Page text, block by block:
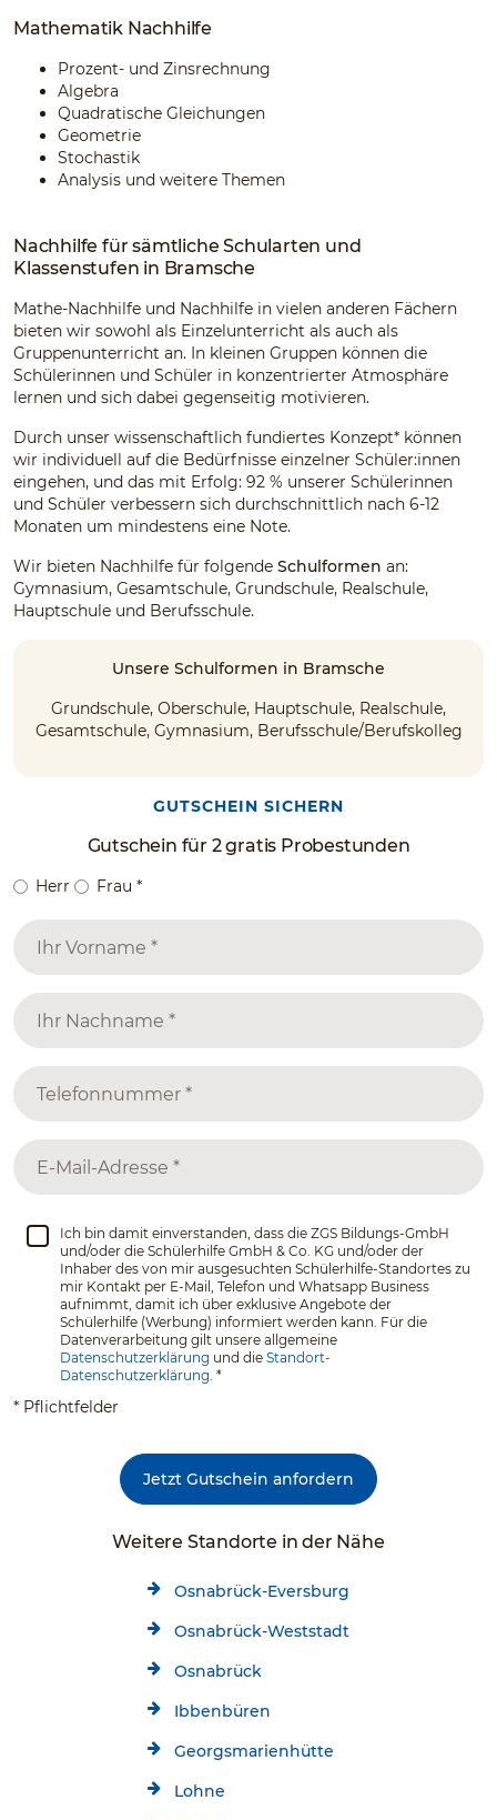
Mathematik Nachhilfe
Prozent- und Zinsrechnung
Algebra
Quadratische Gleichungen
Geometrie
Stochastik
Analysis und weitere Themen
Nachhilfe für sämtliche Schularten und
Klassenstufen in Bramsche
Mathe-Nachhilfe und Nachhilfe in vielen anderen Fächern
bieten wir sowohl als Einzelunterricht als auch als
Gruppenunterricht an. In kleinen Gruppen können die
Schülerinnen und Schüler in konzentrierter Atmosphäre
lernen und sich dabei gegenseitig motivieren.
Durch unser wissenschaftlich fundiertes Konzept* können
wir individuell auf die Bedürfnisse einzelner Schüler:innen
eingehen, und das mit Erfolg: 92 % unserer Schülerinnen
und Schüler verbessern sich durchschnittlich nach 6-12
Monaten um mindestens eine Note.
Wir bieten Nachhilfe für folgende Schulformen an:
Gymnasium, Gesamtschule, Grundschule, Realschule,
Hauptschule und Berufsschule.
Unsere Schulformen in Bramsche
Grundschule, Oberschule, Hauptschule, Realschule,
Gesamtschule, Gymnasium, Berufsschule/Berufskolleg
GUTSCHEIN SICHERN
Gutschein für 2 gratis Probestunden
Herr Frau *
Ich bin damit einverstanden, dass die ZGS Bildungs-GmbH
und/oder die Schülerhilfe GmbH & Co. KG und/oder der
Inhaber des von mir ausgesuchten Schülerhilfe-Standortes zu
mir Kontakt per E-Mail, Telefon und Whatsapp Business
aufnimmt, damit ich über exklusive Angebote der
Schülerhilfe (Werbung) informiert werden kann. Für die
Datenverarbeitung gilt unsere allgemeine
Datenschutzerklärung und die Standort-
Datenschutzerklärung. *
* Pflichtfelder
Jetzt Gutschein anfordern
Weitere Standorte in der Nähe
Osnabrück-Eversburg
Osnabrück-Weststadt
Osnabrück
Ibbenbüren
Georgsmarienhütte
Lohne